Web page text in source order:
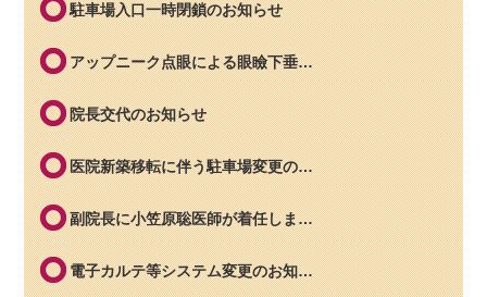
駐車場入口一時閉鎖のお知らせ
アップニーク点眼による眼瞼下垂…
院長交代のお知らせ
医院新築移転に伴う駐車場変更の…
副院長に小笠原聡医師が着任しま…
電子カルテ等システム変更のお知…